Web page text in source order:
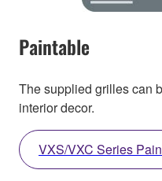
Paintable
The supplied grilles can
interior decor.
VXS/VXC Series